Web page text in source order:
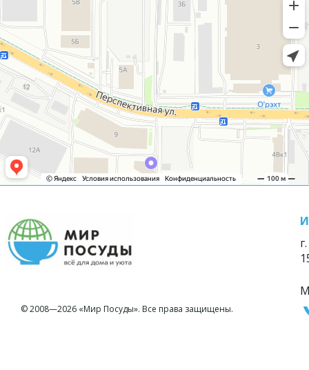
© 2008—2026 «Мир Посуды». Все права защищены.